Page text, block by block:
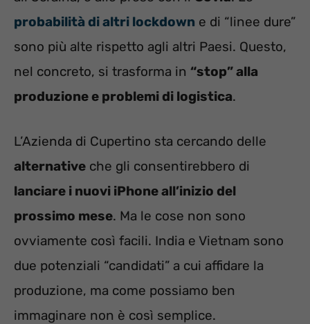
probabilità di altri lockdown e di “linee dure”
sono più alte rispetto agli altri Paesi. Questo,
nel concreto, si trasforma in “stop” alla
produzione e problemi di logistica.
L’Azienda di Cupertino sta cercando delle
alternative che gli consentirebbero di
lanciare i nuovi iPhone all’inizio del
prossimo mese. Ma le cose non sono
ovviamente così facili. India e Vietnam sono
due potenziali “candidati” a cui affidare la
produzione, ma come possiamo ben
immaginare non è così semplice.